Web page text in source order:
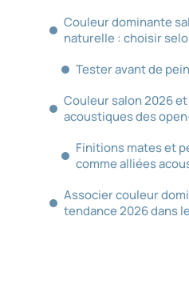
Couleur dominante
naturelle : choisir
Tester avant de
Couleur salon 2026
acoustiques des
Finitions mates et
comme alliées
Associer couleur
tendance 2026 dans